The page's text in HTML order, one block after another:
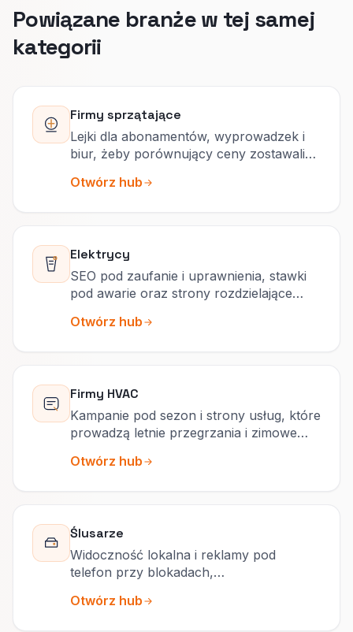
Powiązane branże w tej samej
kategorii
Firmy sprzątające
Lejki dla abonamentów, wyprowadzek i
biur, żeby porównujący ceny zostawali
Otwórz hub
Elektrycy
SEO pod zaufanie i uprawnienia, stawki
pod awarie oraz strony rozdzielające
Otwórz hub
Firmy HVAC
Kampanie pod sezon i strony usług, które
prowadzą letnie przegrzania i zimowe
Otwórz hub
Ślusarze
Widoczność lokalna i reklamy pod
telefon przy blokadach,
które klient rozumie.
Otwórz hub